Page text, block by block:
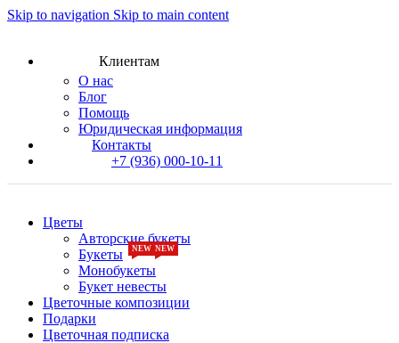
Skip to navigation Skip to main content
Клиентам
О нас
Блог
Помощь
Юридическая информация
Контакты
+7 (936) 000-10-11
Цветы
Авторские букеты
Букеты
Монобукеты
Букет невесты
Цветочные композиции
Подарки
Цветочная подписка
NEW
NEW